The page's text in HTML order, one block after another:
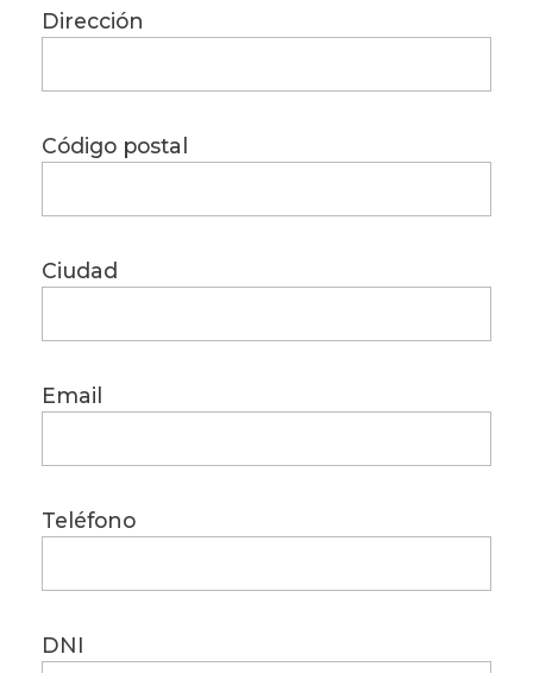
Dirección
Código postal
Ciudad
Email
Teléfono
DNI